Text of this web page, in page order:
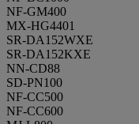
NF-GM400
MX-HG4401
SR-DA152WXE
SR-DA152KXE
NN-CD88
SD-PN100
NF-CC500
NF-CC600